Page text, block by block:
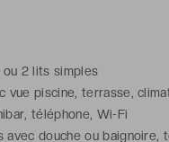
ou 2 lits simples
vue piscine, terrasse,
téléphone, Wi-Fi
avec douche ou